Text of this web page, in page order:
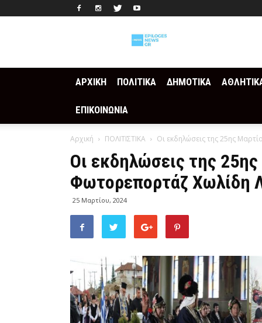
ΑΡΧΙΚΗ ΠΟΛΙΤΙΚΑ ΔΗΜΟΤΙΚΑ
ΕΠΙΚΟΙΝΩΝΙΑ
Αρχική ΠΟΛΙΤΙΣΤΙΚΑ Οι εκδηλώσεις της 25ης
Οι εκδηλώσεις της
Φωτορεπορτάζ Χωλίδη
25 Μαρτίου, 2024